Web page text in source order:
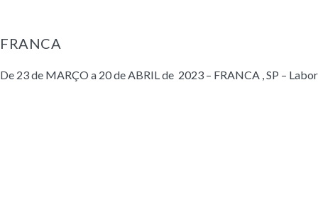
FRANCA
De 23 de MARÇO a 20 de ABRIL de 2023 – FRANCA , SP –